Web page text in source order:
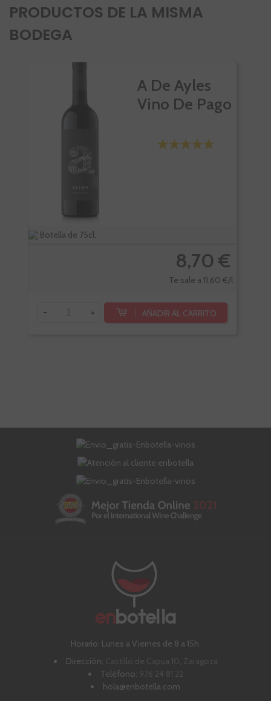
PRODUCTOS DE LA MISMA
BODEGA
A De Ayles
Vino De Pago
Botella de 75cl.
8,70 €
Te sale a 11,60 €/l
- + AÑADIR AL CARRITO
Horario: Lunes a Viernes de 8 a 15h.
Dirección: Castillo de Capua 10, Zaragoza
Teléfono: 976 24 81 22
hola@enbotella.com